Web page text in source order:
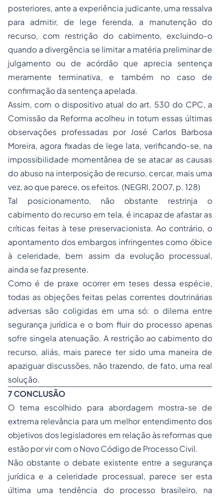
posteriores, ante a experiência judicante, uma ressalva
para admitir, de lege ferenda, a manutenção do
recurso, com restrição do cabimento, excluindo-o
quando a divergência se limitar a matéria preliminar de
julgamento ou de acórdão que aprecia sentença
meramente terminativa, e também no caso de
confirmação da sentença apelada.
Assim, com o dispositivo atual do art. 530 do CPC, a
Comissão da Reforma acolheu in totum essas últimas
observações professadas por José Carlos Barbosa
Moreira, agora fixadas de lege lata, verificando-se, na
impossibilidade momentânea de se atacar as causas
do abuso na interposição de recurso, cercar, mais uma
vez, ao que parece, os efeitos. (NEGRI, 2007, p. 128)
Tal posicionamento, não obstante restrinja o
cabimento do recurso em tela, é incapaz de afastar as
críticas feitas à tese preservacionista. Ao contrário, o
apontamento dos embargos infringentes como óbice
à celeridade, bem assim da evolução processual,
ainda se faz presente.
Como é de praxe ocorrer em teses dessa espécie,
todas as objeções feitas pelas correntes doutrinárias
adversas são coligidas em uma só: o dilema entre
segurança jurídica e o bom fluir do processo apenas
sofre singela atenuação. A restrição ao cabimento do
recurso, aliás, mais parece ter sido uma maneira de
apaziguar discussões, não trazendo, de fato, uma real
solução.
7 CONCLUSÃO
O tema escolhido para abordagem mostra-se de
extrema relevância para um melhor entendimento dos
objetivos dos legisladores em relação às reformas que
estão por vir com o Novo Código de Processo Civil.
Não obstante o debate existente entre a segurança
jurídica e a celeridade processual, parece ser esta
última uma tendência do processo brasileiro, na